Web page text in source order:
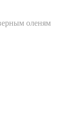
оленям